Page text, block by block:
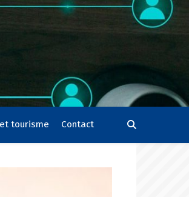
tourisme Contact